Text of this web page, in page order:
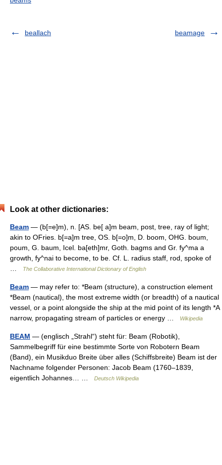
beallach beamage
Look at other dictionaries:
Beam — (b[=e]m), n. [AS. be[ a]m beam, post, tree, ray of light;
akin to OFries. b[=a]m tree, OS. b[=o]m, D. boom, OHG. boum,
poum, G. baum, Icel. ba[eth]mr, Goth. bagms and Gr. fy^ma a
growth, fy^nai to become, to be. Cf. L. radius staff, rod, spoke of
The Collaborative International Dictionary of English
Beam — may refer to: *Beam (structure), a construction element
*Beam (nautical), the most extreme width (or breadth) of a nautical
vessel, or a point alongside the ship at the mid point of its length *A
narrow, propagating stream of particles or energy …
Wikipedia
BEAM — (englisch „Strahl“) steht für: Beam (Robotik),
Sammelbegriff für eine bestimmte Sorte von Robotern Beam
(Band), ein Musikduo Breite über alles (Schiffsbreite) Beam ist der
Nachname folgender Personen: Jacob Beam (1760–1839,
eigentlich Johannes… …
Deutsch Wikipedia